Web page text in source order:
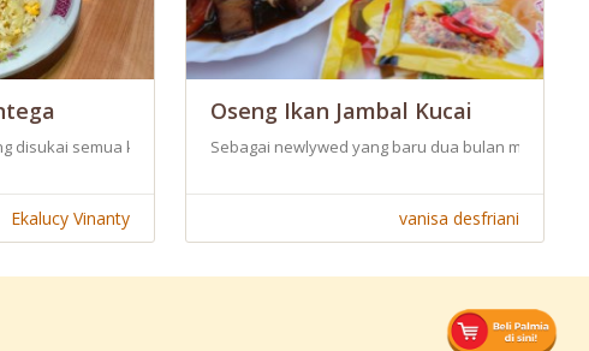
isian bisa dikreasikan sesuai selera dan bahan yg tersedia.
khas. Dengan bahan yang ada di rumah bisa saya kelola menjadi
disukai semua keluarga.
Ekalucy Vinanty
Oseng Ikan Jambal Kucai
Sebagai newlywed yang baru dua bulan menikah.
vanisa desfriani